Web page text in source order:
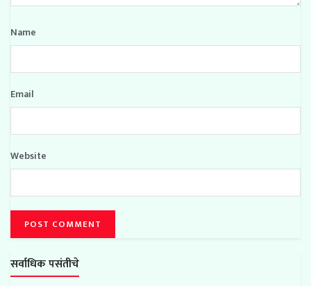
Name
Email
Website
सर्वाधिक पसंतीचे